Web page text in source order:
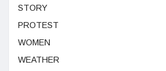
STORY
PROTEST
WOMEN
WEATHER